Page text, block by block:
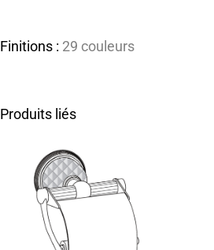
Finitions : 29 couleurs
Produits liés